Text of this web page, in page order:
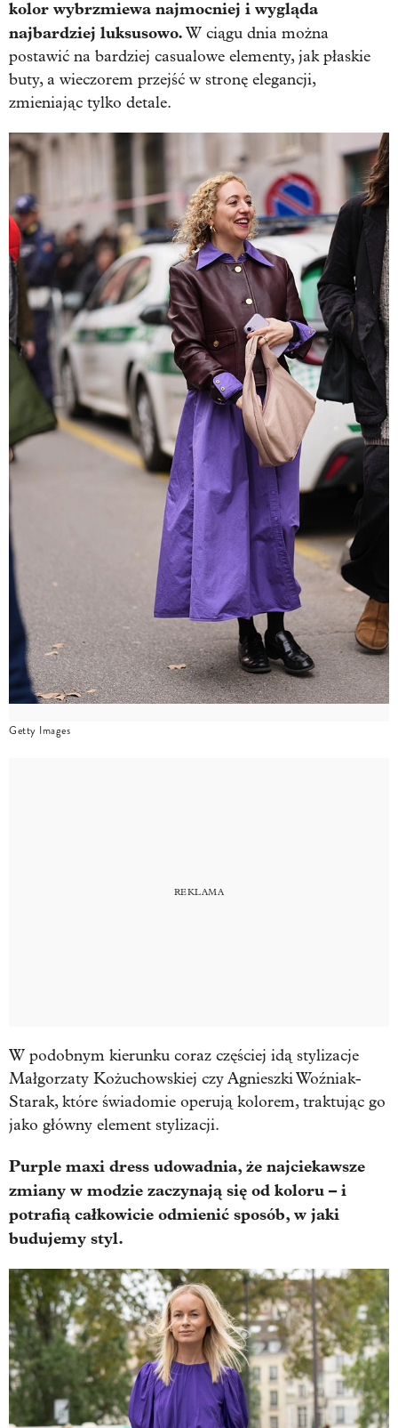
kolor wybrzmiewa najmocniej i wygląda
najbardziej luksusowo.W ciągu dnia można
postawić na bardziej casualowe elementy, jak płaskie
buty, a wieczorem przejść w stronę elegancji,
zmieniając tylko detale.
Getty Images
W podobnym kierunku coraz częściej idą stylizacje
Małgorzaty Kożuchowskiej czy Agnieszki Woźniak-
Starak, które świadomie operują kolorem, traktując go
jako główny element stylizacji.
Purple maxi dress udowadnia, że najciekawsze
zmiany w modzie zaczynają się od koloru – i
potrafią całkowicie odmienić sposób, w jaki
budujemy styl.